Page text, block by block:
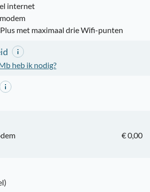
internet
met maximaal drie Wifi-punten
heb ik nodig?
€ 0,00